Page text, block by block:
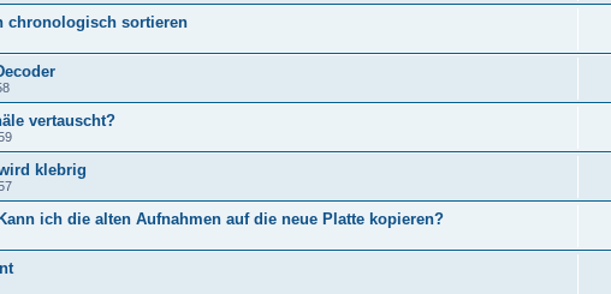
chronologisch sortieren
vertauscht?
klebrig
ich die alten Aufnahmen auf die neue Platte kopieren?